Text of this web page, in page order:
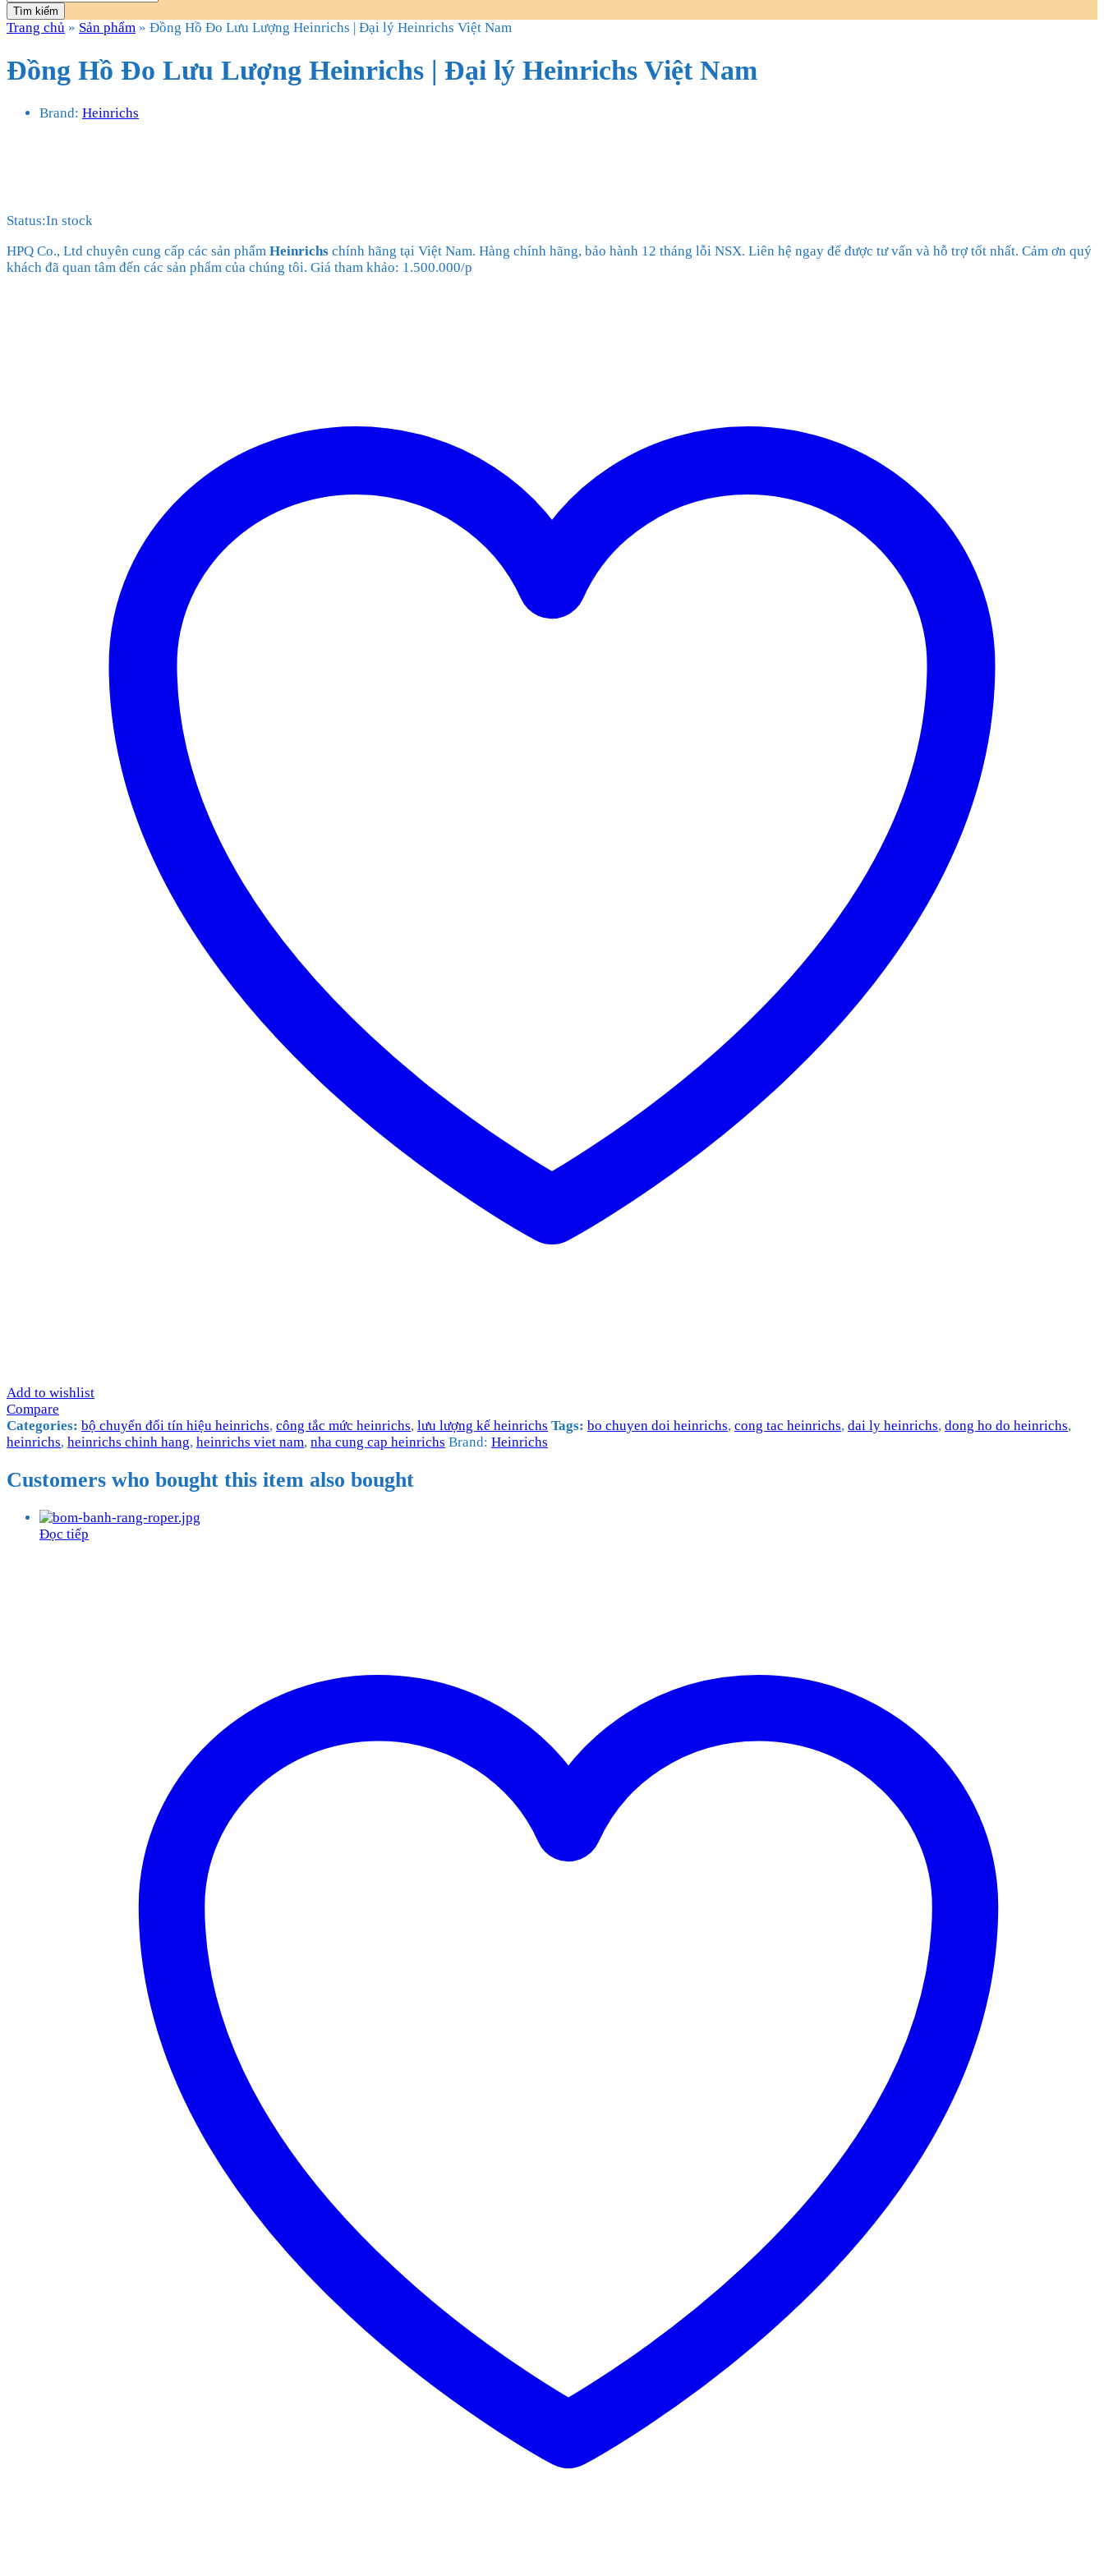
Tìm kiếm
Trang chủ » Sản phẩm » Đồng Hồ Đo Lưu Lượng Heinrichs | Đại lý Heinrichs Việt Nam
Đồng Hồ Đo Lưu Lượng Heinrichs | Đại lý Heinrichs Việt Nam
Brand: Heinrichs
Status:In stock
HPQ Co., Ltd chuyên cung cấp các sản phẩm Heinrichs chính hãng tại Việt Nam. Hàng chính hãng, bảo hành 12 tháng lỗi NSX. Liên hệ ngay để được tư vấn và hỗ trợ tốt nhất. Cảm ơn quý
khách đã quan tâm đến các sản phẩm của chúng tôi. Giá tham khảo: 1.500.000/p
Add to wishlist
Compare
Categories: bộ chuyển đổi tín hiệu heinrichs, công tắc mức heinrichs, lưu lượng kế heinrichs Tags: bo chuyen doi heinrichs, cong tac heinrichs, dai ly heinrichs, dong ho do heinrichs,
heinrichs, heinrichs chinh hang, heinrichs viet nam, nha cung cap heinrichs Brand: Heinrichs
Customers who bought this item also bought
Đọc tiếp